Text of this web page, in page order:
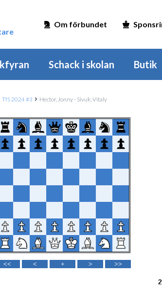
Om förbundet
Schack i skolan Butik
TfS 2024 #3 Hector, Jonny - Sivuk, Vitaly